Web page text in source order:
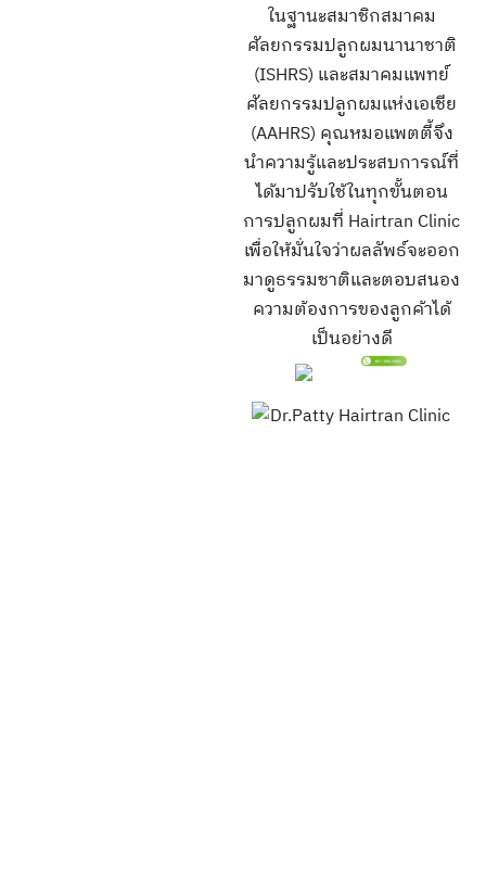
ในฐานะสมาชิกสมาคม
ศัลยกรรมปลูกผมนานาชาติ
(ISHRS) และสมาคมแพทย์
ศัลยกรรมปลูกผมแห่งเอเชีย
(AAHRS) คุณหมอแพตตี้จึง
นำความรู้และประสบการณ์ที่
ได้มาปรับใช้ในทุกขั้นตอน
การปลูกผมที่ Hairtran Clinic
เพื่อให้มั่นใจว่าผลลัพธ์จะออก
มาดูธรรมชาติและตอบสนอง
ความต้องการของลูกค้าได้
เป็นอย่างดี